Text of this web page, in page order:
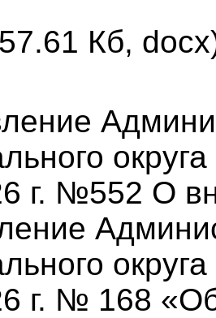
Кб,
г. №552 О
г. № 168